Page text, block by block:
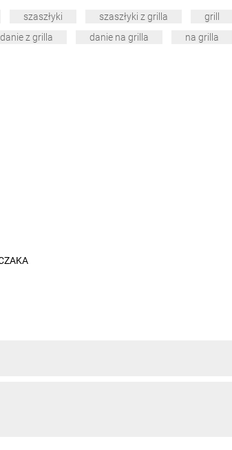
szaszłyki szaszłyki z grilla grill
z grilla danie na grilla na grilla